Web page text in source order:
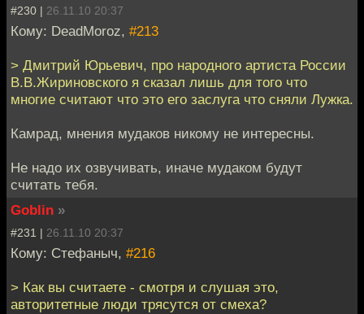
#230 | 26.11.10 20:37
Кому: DeadMoroz, #213
> Дмитрий Юрьевич, про народного артиста России
В.В.Жириновского я сказал лишь для того что
многие считают что это его заслуга что сняли Лужка.
Камрад, мнения мудаков никому не интересны.
Не надо их озвучивать, иначе мудаком будут
считать тебя.
Goblin »
#231 | 26.11.10 20:37
Кому: Стефаныч, #216
> Как вы считаете - смотря и слушая это,
авторитетные люди трясутся от смеха?